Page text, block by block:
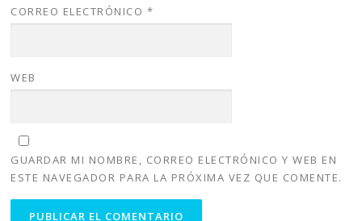
CORREO ELECTRÓNICO *
WEB
GUARDAR MI NOMBRE, CORREO ELECTRÓNICO Y WEB EN
ESTE NAVEGADOR PARA LA PRÓXIMA VEZ QUE COMENTE.